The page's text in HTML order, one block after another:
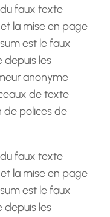
faux texte
la mise en page
est le faux
depuis les
anonyme
de texte
de polices de
faux texte
la mise en page
est le faux
depuis les